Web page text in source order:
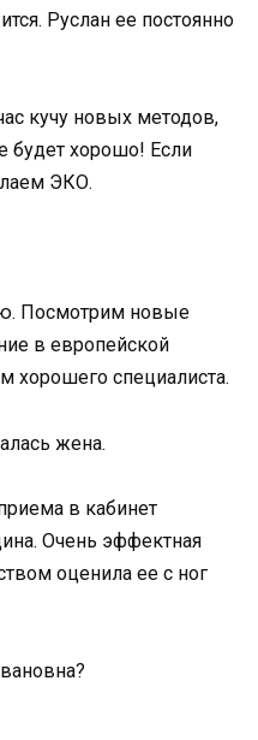
Руслан ее постоянно
кучу новых методов,
будет хорошо! Если
ЭКО.
Посмотрим новые
в европейской
хорошего специалиста.
жена.
в кабинет
Очень эффектная
оценила ее с ног